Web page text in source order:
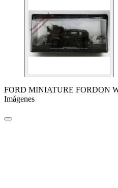
FORD MINIATURE FORDON
Imágenes